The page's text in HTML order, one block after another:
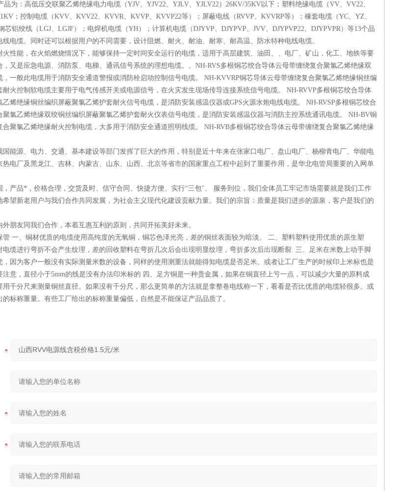
为：高低压交联聚乙烯绝缘电力电缆（YJV、YJV22、YJLV、YJLV22）26KV/35KV以下；塑料绝缘电缆（VV、VV22、
；控制电缆（KVV、KVV22、KVVR、KVVP、KVVP22等）；屏蔽电线（RVVP、KVVRP等）；橡套电缆（YC、YZ、
芯铝绞线（LGJ、LGJF）；电焊机电缆（YH）；计算机电缆（DJYVP、DJYPVP、JVV、DJYPVP22、DJYPVPR）等13个品
线电缆。同时还可以根据用户的不同需要，设计阻燃、耐火、耐油、耐寒、耐高温、防水特种电线电缆。
火性能，在火焰燃烧情况下，能够保持一定时间安全运行的电缆，适用于高层建筑、油田、、电厂、矿山，化工、地铁等要
，又是应急电源、消防泵、电梯、通讯信号系统的理想电缆。。NH-RVS多根铜芯绞合导体云母带缠绕复合聚氯乙烯绝缘双
，一般此电缆用于消防安全通道警报或消防栓启动控制信号电缆。 NH-KVVRP铜芯导体云母带缠绕复合聚氯乙烯绝缘铜丝编
耐火控制软电缆主要用于电气传感开关或电源信号，在火灾发生现场传导连接系统信号电缆。 NH-RVVP多根铜芯绞合导体
烯绝缘铜丝编织屏蔽聚氯乙烯护套耐火信号电缆，是消防安装感温仪器或GPS火源水炮电线电缆。 NH-RVSP多根铜芯绞合
聚氯乙烯绝缘双绞铜丝编织屏蔽聚氯乙烯护套耐火仪表信号电缆，是消防安装感温仪器与消防主控系统通讯电缆。 NH-BV铜
合聚氯乙烯绝缘耐火控制电缆，大多用于消防安全通道照明线缆。 NH-RVB多根铜芯绞合导体云母带缠绕复合聚氯乙烯绝缘
国能源、电力、交通、基本建设等部门发挥了巨大的作用，特别是近十年来在张家口电厂、盘山电厂、杨柳青电厂、华能电
热电厂及黑龙江、吉林、内蒙古、山东、山西、北京等省市的国家重点工程中起到了重要作用，是华北电管局重要的入网单
，产品*，价格合理，交货及时、信守合同、快捷方便、实行“三包"、 服务到位，我们全体员工牢记市场需要就是我们工作
希望新老用户与我们合作共同发展，为社会主义现代化建设贡献力量。我们的宗旨：质量是我们进步的源泉，客户是我们的
朋友同我们合作，本着互惠互利的原则，共同开拓美好未来。
管 一、铜材优质的电缆使用高纯度的无氧铜，铜芯色泽光亮，差的铜丝表面较为暗淡。 二、塑料塑料使用优质的原生塑
电缆进行弯折不会产生纹理，差的回收塑料在弯折几次后会出现明显纹理，弯折多次后出现断裂. 三、足米在米数上动手脚
，因为客户一般没有实际测量米数的设备，同样的使用测重法就能得知电缆是否足米。或者让工厂生产的时候印上米标也是
注意，直径小于5mm的线是没有办法印米标的 四、足方铜是一种贵金属，如果在铜直径上亏一点，可以减少大量的原料成
用千分尺来测量铜丝直径。如果没有千分尺，那么更简单的方法就是拿整卷电线称一下，看看是否比优质的电缆轻很多。或
标称重量。有些工厂给出的标称重量偏低，自然是不能保证产品品质了。